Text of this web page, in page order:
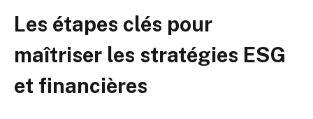
Les étapes clés pour
maîtriser les stratégies ESG
et financières